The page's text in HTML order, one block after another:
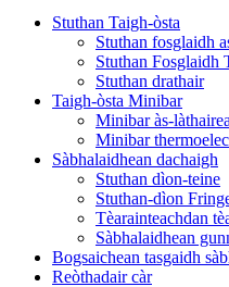
Stuthan Taigh-òsta
Stuthan fosglaidh
Stuthan Fosglaidh
Stuthan drathair
Taigh-òsta Minibar
Minibar às-
Minibar
Sàbhalaidhean dachaigh
Stuthan dìon-teine
Stuthan-dìon
Tèarainteachdan
Sàbhalaidhean
Bogsaichean tasgaidh
Reòthadair càr